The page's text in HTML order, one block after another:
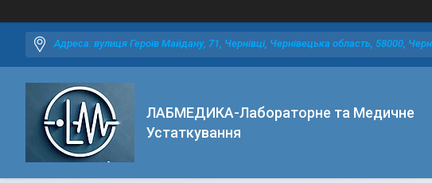
Адреса: вулиця Героїв Майдану, 71, Чернівці, Чернівецька область, 58000,
ЛАБМЕДИКА-Лабораторне та Медичне
Устаткування